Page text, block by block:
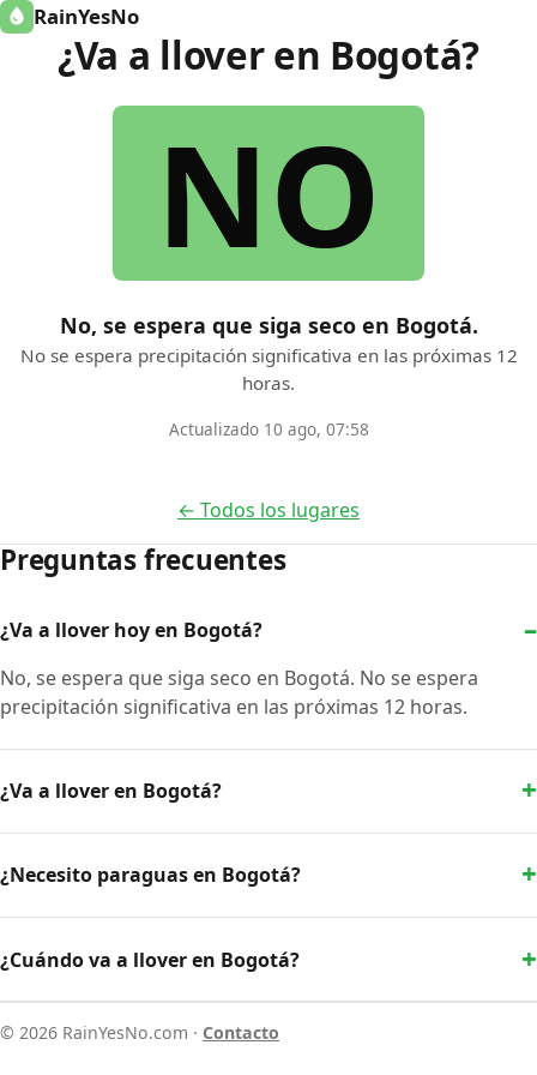
RainYesNo
¿Va a llover en Bogotá?
NO
No, se espera que siga seco en Bogotá.
No se espera precipitación significativa en las próximas 12
horas.
Actualizado 10 ago, 07:58
← Todos los lugares
Preguntas frecuentes
¿Va a llover hoy en Bogotá?
No, se espera que siga seco en Bogotá. No se espera
precipitación significativa en las próximas 12 horas.
¿Va a llover en Bogotá?
¿Necesito paraguas en Bogotá?
¿Cuándo va a llover en Bogotá?
© 2026 RainYesNo.com · Contacto